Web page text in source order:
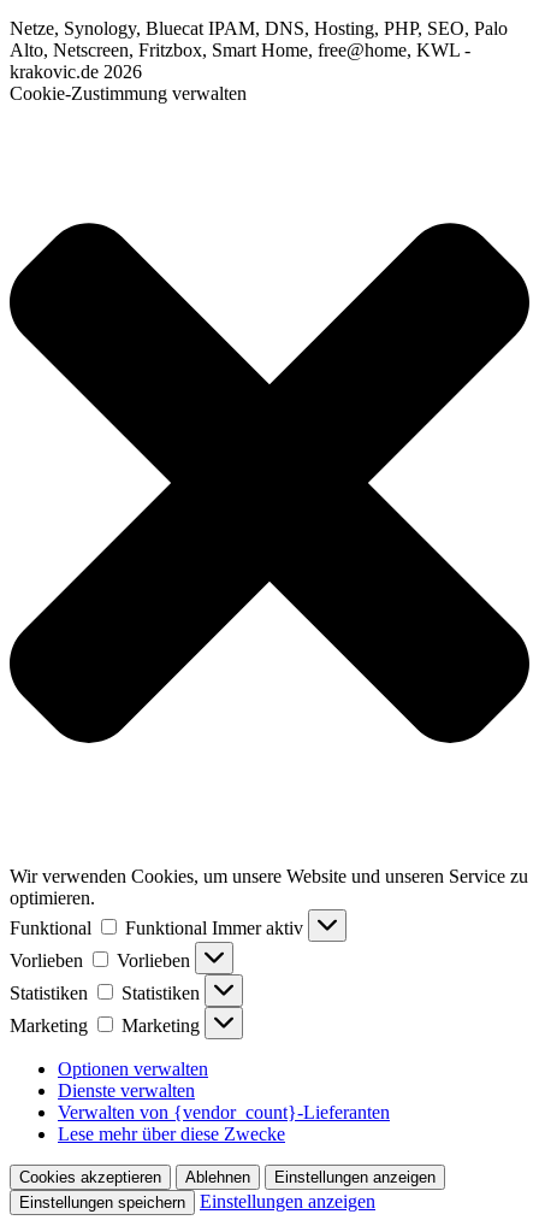
Netze, Synology, Bluecat IPAM, DNS, Hosting, PHP, SEO, Palo
Alto, Netscreen, Fritzbox, Smart Home, free@home, KWL -
krakovic.de 2026
Cookie-Zustimmung verwalten
Wir verwenden Cookies, um unsere Website und unseren Service zu
optimieren.
Funktional
Funktional Immer aktiv
Vorlieben
Vorlieben
Statistiken
Statistiken
Marketing
Marketing
Optionen verwalten
Dienste verwalten
Verwalten von {vendor_count}-Lieferanten
Lese mehr über diese Zwecke
Cookies akzeptieren Ablehnen
Einstellungen anzeigen
Einstellungen speichern
Einstellungen anzeigen